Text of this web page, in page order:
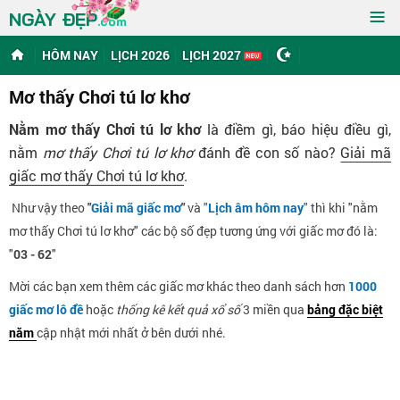
NGÀY ĐẸP.com ≡
HÔM NAY LỊCH 2026 LỊCH 2027
Mơ thấy Chơi tú lơ khơ
Nằm mơ thấy Chơi tú lơ khơlà điềm gì, báo hiệu điều gì,
nằm mơ thấy Chơi tú lơ khơđánh đề con số nào? Giải mã
giấc mơ thấy Chơi tú lơ khơ.
Như vậy theo"Giải mã giấc mơ"và "Lịch âm hôm nay" thì khi "nằm
mơ thấy Chơi tú lơ khơ" các bộ số đẹp tương ứng với giấc mơ đó là:
"03 - 62"
Mời các bạn xem thêm các giấc mơ khác theo danh sách hơn 1000
giấc mơ lô đề hoặc thống kê kết quả xổ số3 miền qua bảng đặc biệt
nămcập nhật mới nhất ở bên dưới nhé.